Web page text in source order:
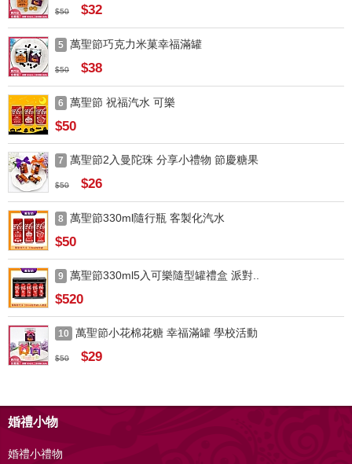
$50 $32
5 萬聖節巧克力米菓幸福滿罐
$50 $38
6 萬聖節 祝福汽水 可樂
$50
7 萬聖節2入曼陀珠 分享小禮物 節慶糖果
$50 $26
8 萬聖節330ml隨行瓶 客製化汽水
$50
9 萬聖節330ml5入可樂隨型罐禮盒 派對..
$520
10 萬聖節小花棉花糖 幸福滿罐 學校活動
$50 $29
婚禮小物
婚禮小禮物